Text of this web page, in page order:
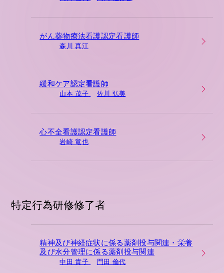
がん薬物療法看護認定看護師
森川 真江
緩和ケア認定看護師
山本 茂子 佐川 弘美
心不全看護認定看護師
岩崎 竜也
特定行為研修修了者
精神及び神経症状に係る薬剤投与関連・栄養
及び水分管理に係る薬剤投与関連
中田 貴子 門田 倫代